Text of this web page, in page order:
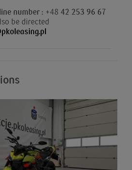
number : +48 42 253 96 67
be directed